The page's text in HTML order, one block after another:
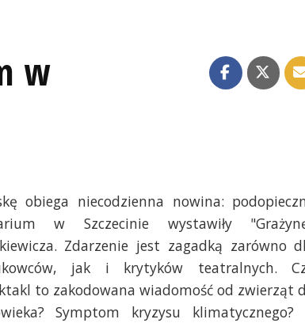
w
obiega niecodzienna nowina:
w Szczecinie wystawiły
Zdarzenie jest zagadką zarówno
jak i krytyków teatralnych.
to zakodowana wiadomość od zwierząt
Symptom kryzysu klimatycznego?